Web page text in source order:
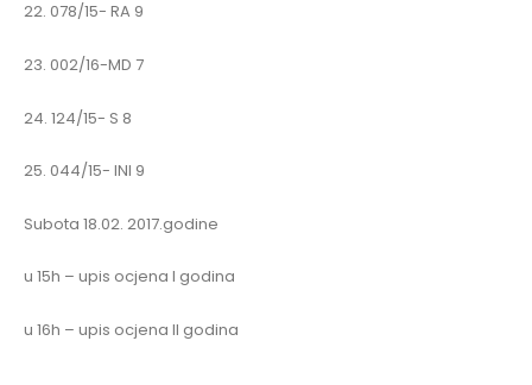
22. 078/15- RA 9
23. 002/16-MD 7
24. 124/15- S 8
25. 044/15- INI 9
Subota 18.02. 2017.godine
u 15h – upis ocjena I godina
u 16h – upis ocjena II godina